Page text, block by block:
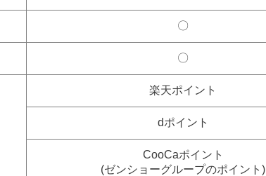
〇
〇
楽天ポイント
dポイント
CooCaポイント
(ゼンショーグループのポイント)